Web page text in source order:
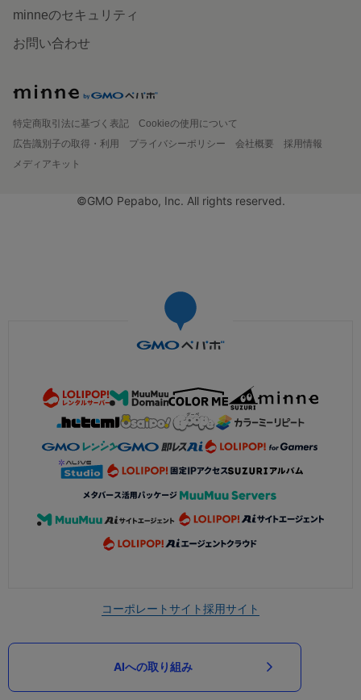
minneのセキュリティ
お問い合わせ
特定商取引法に基づく表記
Cookieの使用について
広告識別子の取得・利用
プライバシーポリシー 会社概要
採用情報
メディアキット
©GMO Pepabo, Inc. All rights reserved.
コーポレートサイト採用サイト
AIへの取り組み